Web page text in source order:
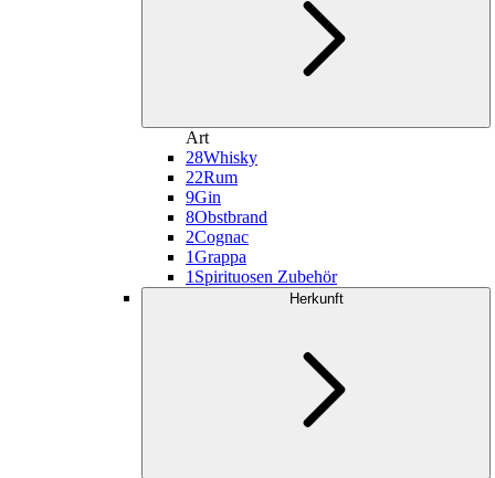
Art
28Whisky
22Rum
9Gin
8Obstbrand
2Cognac
1Grappa
1 Spirituosen Zubehör
Herkunft